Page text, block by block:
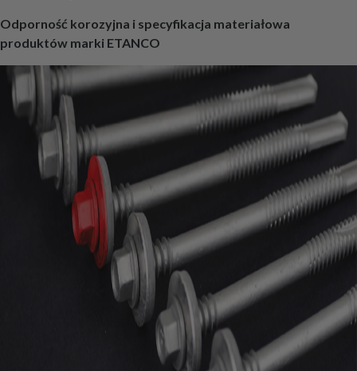
Odporność korozyjna i specyfikacja materiałowa
produktów marki ETANCO